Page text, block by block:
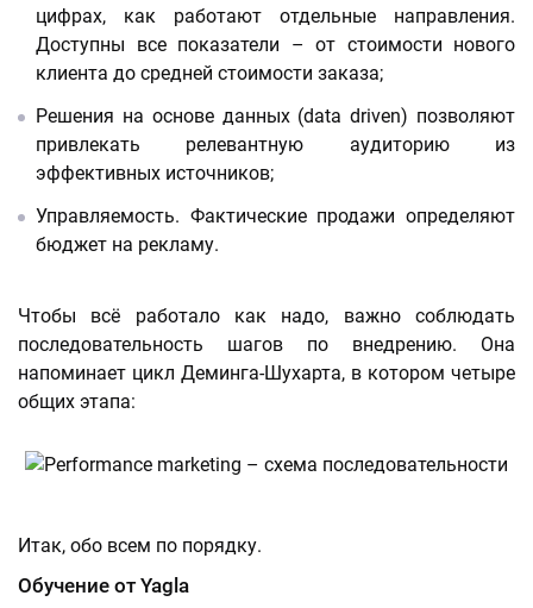
цифрах, как работают отдельные направления.
Доступны все показатели – от стоимости нового
клиента до средней стоимости заказа;
Решения на основе данных (data driven) позволяют
привлекать релевантную аудиторию из
эффективных источников;
Управляемость. Фактические продажи определяют
бюджет на рекламу.
Чтобы всё работало как надо, важно соблюдать
последовательность шагов по внедрению. Она
напоминает цикл Деминга-Шухарта, в котором четыре
общих этапа:
Итак, обо всем по порядку.
Обучение от Yagla